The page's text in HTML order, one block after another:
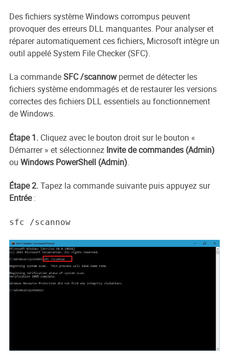
Des fichiers système Windows corrompus peuvent
provoquer des erreurs DLL manquantes. Pour analyser et
réparer automatiquement ces fichiers, Microsoft intègre un
outil appelé System File Checker (SFC).
La commandeSFC /scannowpermet de détecter les
fichiers système endommagés et de restaurer les versions
correctes des fichiers DLL essentiels au fonctionnement
de Windows.
Étape 1.Cliquez avec le bouton droit sur le bouton «
Démarrer » et sélectionnez Invite de commandes (Admin)
ou Windows PowerShell (Admin).
Étape 2.Tapez la commande suivante puis appuyez sur
Entrée:
sfc /scannow